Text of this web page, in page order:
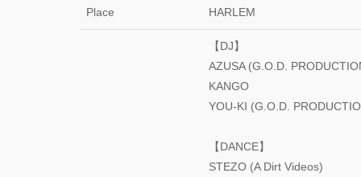
Place HARLEM
【DJ】
AZUSA (G.O.D.
KANGO
YOU-KI (G.O.D.
【DANCE】
STEZO (A Dirt Videos)